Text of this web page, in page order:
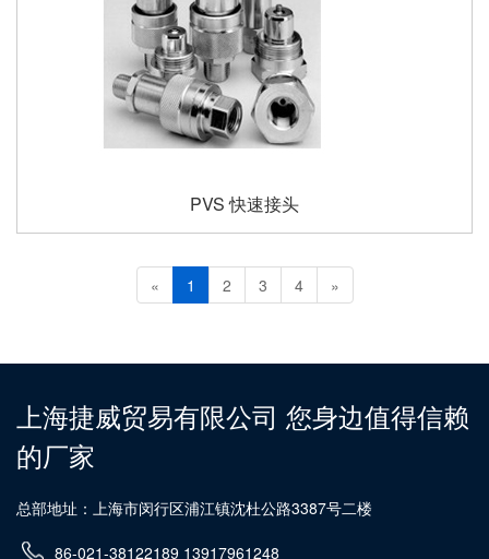
PVS 快速接头
« 1 2 3 4 »
上海捷威贸易有限公司 您身边值得信赖
的厂家
总部地址：上海市闵行区浦江镇沈杜公路3387号二楼
86-021-38122189 13917961248